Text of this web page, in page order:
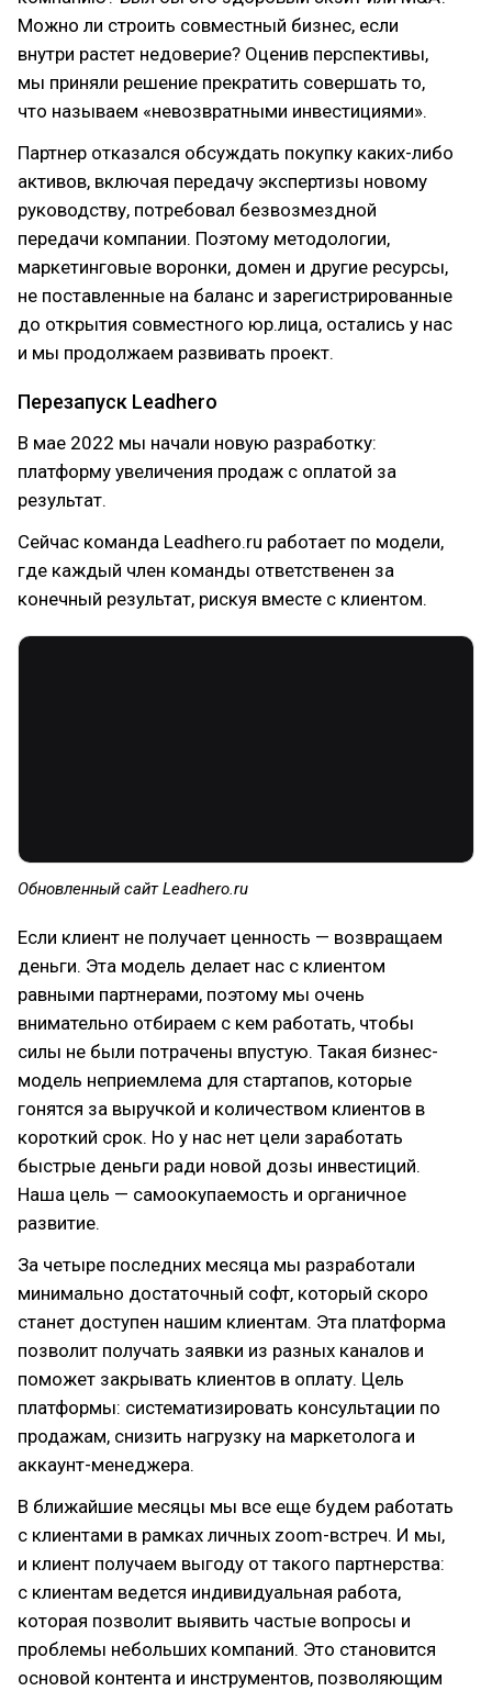
Можно ли строить совместный бизнес, если
внутри растет недоверие? Оценив перспективы,
мы приняли решение прекратить совершать то,
что называем «невозвратными инвестициями».
Партнер отказался обсуждать покупку каких-либо
активов, включая передачу экспертизы новому
руководству, потребовал безвозмездной
передачи компании. Поэтому методологии,
маркетинговые воронки, домен и другие ресурсы,
не поставленные на баланс и зарегистрированные
до открытия совместного юр.лица, остались у нас
и мы продолжаем развивать проект.
Перезапуск Leadhero
В мае 2022 мы начали новую разработку:
платформу увеличения продаж с оплатой за
результат.
Сейчас команда Leadhero.ru работает по модели,
где каждый член команды ответственен за
конечный результат, рискуя вместе с клиентом.
Обновленный сайт Leadhero.ru
Если клиент не получает ценность — возвращаем
деньги. Эта модель делает нас с клиентом
равными партнерами, поэтому мы очень
внимательно отбираем с кем работать, чтобы
силы не были потрачены впустую. Такая бизнес-
модель неприемлема для стартапов, которые
гонятся за выручкой и количеством клиентов в
короткий срок. Но у нас нет цели заработать
быстрые деньги ради новой дозы инвестиций.
Наша цель — самоокупаемость и органичное
развитие.
За четыре последних месяца мы разработали
минимально достаточный софт, который скоро
станет доступен нашим клиентам. Эта платформа
позволит получать заявки из разных каналов и
поможет закрывать клиентов в оплату. Цель
платформы: систематизировать консультации по
продажам, снизить нагрузку на маркетолога и
аккаунт-менеджера.
В ближайшие месяцы мы все еще будем работать
с клиентами в рамках личных zoom-встреч. И мы,
и клиент получаем выгоду от такого партнерства:
с клиентам ведется индивидуальная работа,
которая позволит выявить частые вопросы и
проблемы небольших компаний. Это становится
основой контента и инструментов, позволяющим